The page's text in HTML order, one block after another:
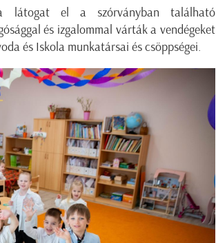
látogat el a szórványban található
és izgalommal várták a vendégeket
és Iskola munkatársai és csöppségei.